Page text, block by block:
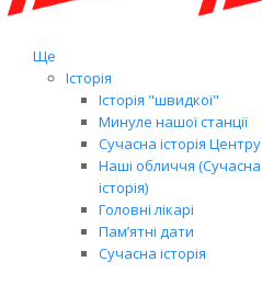
Ще
Історія
Історія "швидкої"
Минуле нашої станції
Сучасна історія Центру
Наші обличчя (Сучасна
історія)
Головні лікарі
Пам’ятні дати
Сучасна історія